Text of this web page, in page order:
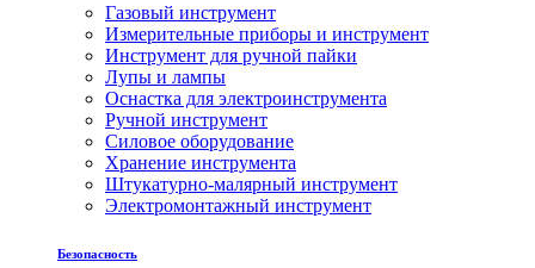
Газовый инструмент
Измерительные приборы и инструмент
Инструмент для ручной пайки
Лупы и лампы
Оснастка для электроинструмента
Ручной инструмент
Силовое оборудование
Хранение инструмента
Штукатурно-малярный инструмент
Электромонтажный инструмент
Безопасность